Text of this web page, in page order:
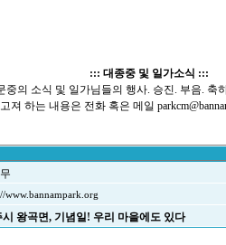
::: 대종중 및 일가소식 :::
중의 소식 및 일가님들의 행사. 승진. 부음. 축
져 하는 내용은 전화 혹은 메일
www.bannampark.org
시 왕곡면, 기념일! 우리 마을에도 있다